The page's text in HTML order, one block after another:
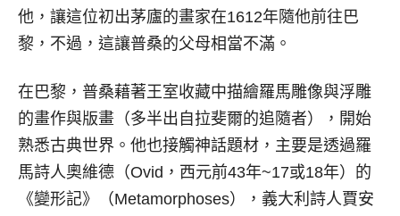
他，讓這位初出茅廬的畫家在1612年隨他前往巴
黎，不過，這讓普桑的父母相當不滿。
在巴黎，普桑藉著王室收藏中描繪羅馬雕像與浮雕
的畫作與版畫（多半出自拉斐爾的追隨者），開始
熟悉古典世界。他也接觸神話題材，主要是透過羅
馬詩人奧維德（Ovid，西元前43年~17或18年）的
《變形記》（Metamorphoses），義大利詩人賈安